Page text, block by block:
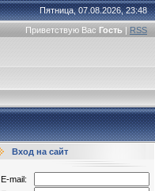
Пятница, 07.08.2026, 23:48
Приветствую Вас Гость | RSS
Вход на сайт
E-mail: